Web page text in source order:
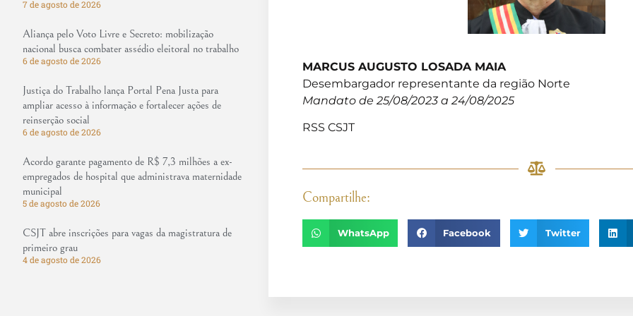
7 de agosto de 2026
Aliança pelo Voto Livre e Secreto: mobilização
nacional busca combater assédio eleitoral no trabalho
6 de agosto de 2026
Justiça do Trabalho lança Portal Pena Justa para
ampliar acesso à informação e fortalecer ações de
reinserção social
6 de agosto de 2026
Acordo garante pagamento de R$ 7,3 milhões a ex-
empregados de hospital que administrava maternidade
municipal
5 de agosto de 2026
CSJT abre inscrições para vagas da magistratura de
primeiro grau
4 de agosto de 2026
MARCUS AUGUSTO LOSADA MAIA
Desembargador representante da região Norte
Mandato de 25/08/2023 a 24/08/2025
RSS CSJT
Compartilhe:
WhatsApp Facebook Twitter